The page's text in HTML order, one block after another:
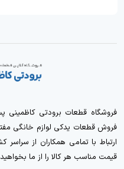
فروش قطعات یدکی لوازم خانگی
ارتباط با تمامی همکاران از
قیمت مناسب هر کالا را از ما